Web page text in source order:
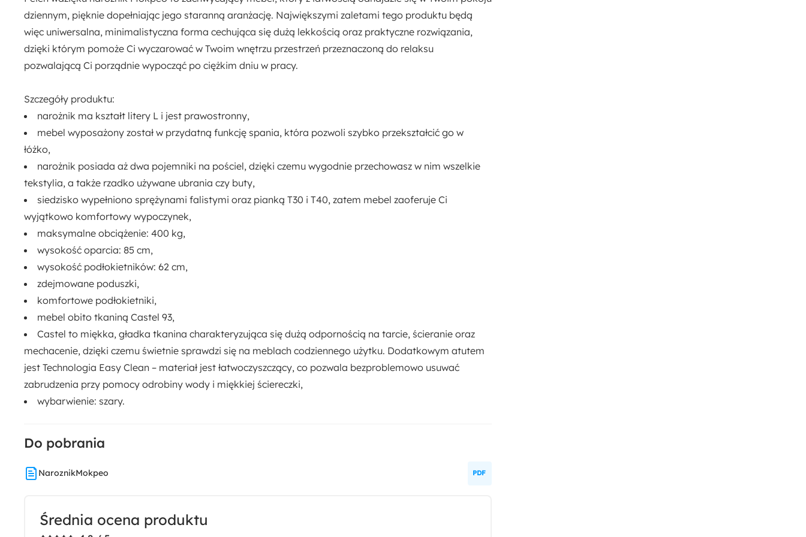
Pojemnik na pościel:
Tak
Długość powierzchni spania:
204 cm
156 cm
Kolor nóżek:
Czarny
Tapicerowany Tył:
Montaż:
Do samodzielnego montażu
Z wyborem strony
Długość:
156 cm
Rodzaj:
Prawostronny
Materiał:
Drewno
Pianka meblowa Płyta meblowa
Tkanina
Tworzywo sztuczne Welur
dziennym, pięknie dopełniając jego staranną aranżację. Największymi zaletami tego produktu będą
więc uniwersalna, minimalistyczna forma cechująca się dużą lekkością oraz praktyczne rozwiązania,
dzięki którym pomoże Ci wyczarować w Twoim wnętrzu przestrzeń przeznaczoną do relaksu
pozwalającą Ci porządnie wypocząć po ciężkim dniu w pracy.
Szczegóły produktu:
narożnik ma kształt litery L i jest prawostronny,
mebel wyposażony został w przydatną funkcję spania, która pozwoli szybko przekształcić go w
łóżko,
narożnik posiada aż dwa pojemniki na pościel, dzięki czemu wygodnie przechowasz w nim wszelkie
tekstylia, a także rzadko używane ubrania czy buty,
siedzisko wypełniono sprężynami falistymi oraz pianką T30 i T40, zatem mebel zaoferuje Ci
wyjątkowo komfortowy wypoczynek,
maksymalne obciążenie: 400 kg,
wysokość oparcia: 85 cm,
wysokość podłokietników: 62 cm,
zdejmowane poduszki,
komfortowe podłokietniki,
mebel obito tkaniną Castel 93,
Castel to miękka, gładka tkanina charakteryzująca się dużą odpornością na tarcie, ścieranie oraz
mechacenie, dzięki czemu świetnie sprawdzi się na meblach codziennego użytku. Dodatkowym atutem
jest Technologia Easy Clean – materiał jest łatwoczyszczący, co pozwala bezproblemowo usuwać
zabrudzenia przy pomocy odrobiny wody i miękkiej ściereczki,
wybarwienie: szary.
Do pobrania
NaroznikMokpeo
Średnia ocena produktu